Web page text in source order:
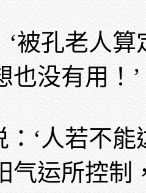
‘被孔老人
也没有用！’
：‘人若不
气运所控制